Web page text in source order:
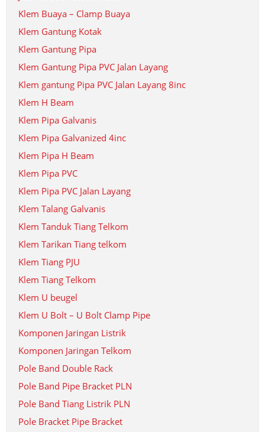
Klem Buaya – Clamp Buaya
Klem Gantung Kotak
Klem Gantung Pipa
Klem Gantung Pipa PVC Jalan Layang
Klem gantung Pipa PVC Jalan Layang 8inc
Klem H Beam
Klem Pipa Galvanis
Klem Pipa Galvanized 4inc
Klem Pipa H Beam
Klem Pipa PVC
Klem Pipa PVC Jalan Layang
Klem Talang Galvanis
Klem Tanduk Tiang Telkom
Klem Tarikan Tiang telkom
Klem Tiang PJU
Klem Tiang Telkom
Klem U beugel
Klem U Bolt – U Bolt Clamp Pipe
Komponen Jaringan Listrik
Komponen Jaringan Telkom
Pole Band Double Rack
Pole Band Pipe Bracket PLN
Pole Band Tiang Listrik PLN
Pole Bracket Pipe Bracket